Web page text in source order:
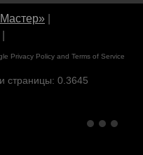
Privacy Policy and Terms of Service
страницы: 0.3645